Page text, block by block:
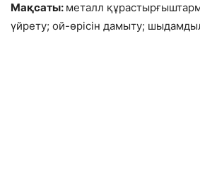
Мақсаты: металл
үйрету; ой-өрісін дамыту;